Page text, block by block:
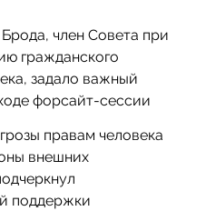
член Совета при
гражданского
задало важный
форсайт-сессии
правам человека
внешних
поддержки